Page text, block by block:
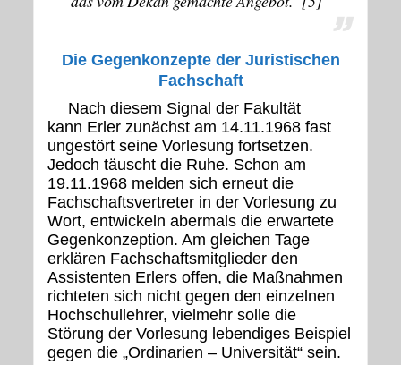
Die Gegenkonzepte der Juristischen
Fachschaft
Nach diesem Signal der Fakultät
kann Erler zunächst am 14.11.1968 fast
ungestört seine Vorlesung fortsetzen.
Jedoch täuscht die Ruhe. Schon am
19.11.1968 melden sich erneut die
Fachschaftsvertreter in der Vorlesung zu
Wort, entwickeln abermals die erwartete
Gegenkonzeption. Am gleichen Tage
erklären Fachschaftsmitglieder den
Assistenten Erlers offen, die Maßnahmen
richteten sich nicht gegen den einzelnen
Hochschullehrer, vielmehr solle die
Störung der Vorlesung lebendiges Beispiel
gegen die „Ordinarien – Universität“ sein.